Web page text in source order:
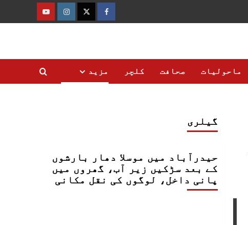
فیس
ٹوئٹرانسٹاگرام
یوٹیوب
ماحولیات صحافت کلچر مزید
گیلری
حیدرآباد میں موسلا دھار بارشوں
کے بعد سڑکیں زیر آب، گھروں میں
پانی داخل، لوگوں کی نقل مکانی